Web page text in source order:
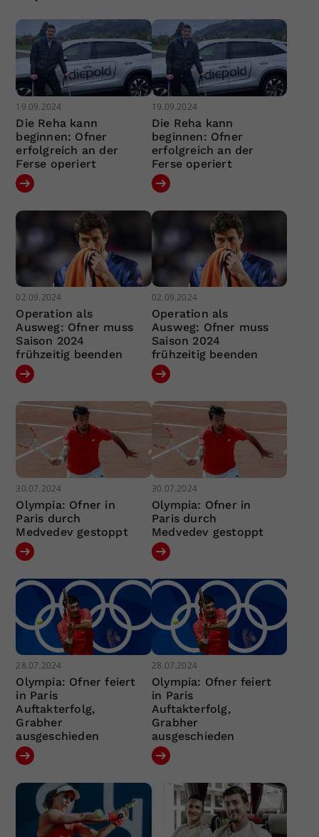
19.09.2024
Die Reha kann
beginnen: Ofner
erfolgreich an der
Ferse operiert
19.09.2024
Die Reha kann
beginnen: Ofner
erfolgreich an der
Ferse operiert
02.09.2024
Operation als
Ausweg: Ofner muss
Saison 2024
frühzeitig beenden
02.09.2024
Operation als
Ausweg: Ofner muss
Saison 2024
frühzeitig beenden
30.07.2024
Olympia: Ofner in
Paris durch
Medvedev gestoppt
30.07.2024
Olympia: Ofner in
Paris durch
Medvedev gestoppt
28.07.2024
Olympia: Ofner feiert
in Paris
Auftakterfolg,
Grabher
ausgeschieden
28.07.2024
Olympia: Ofner feiert
in Paris
Auftakterfolg,
Grabher
ausgeschieden